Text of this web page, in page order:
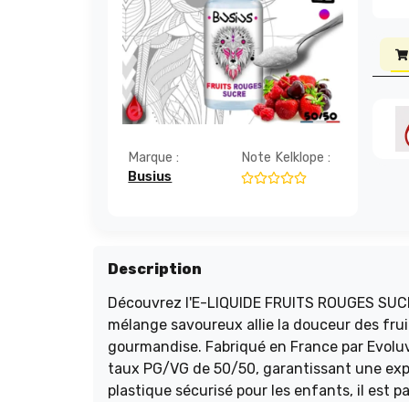
Marque :
Busius
Note Kelklope :
Description
Découvrez l'E-LIQUIDE FRUITS ROUGES
mélange savoureux allie la douceur des
gourmandise. Fabriqué en France par
taux PG/VG de 50/50, garantissant une
plastique sécurisé pour les enfants, il est